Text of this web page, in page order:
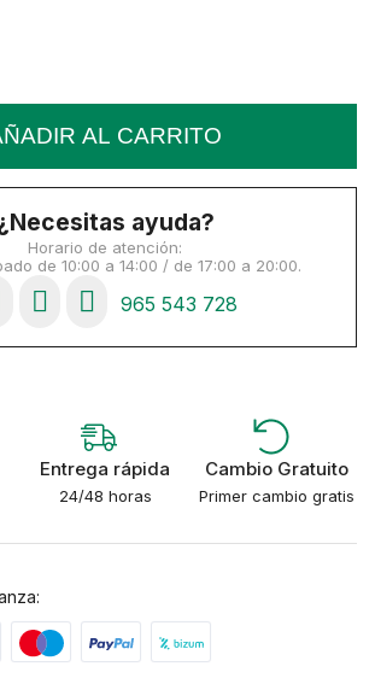
AL CARRITO
ayuda?
Horario de atención:
de 10:00 a 14:00 / de 17:00 a 20:00.
965 543 728
Entrega rápida
24/48 horas
Cambio Gratuito
Primer cambio gratis